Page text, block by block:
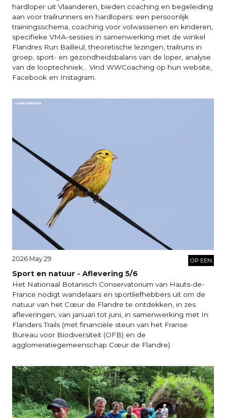
hardloper uit Vlaanderen, bieden coaching en begeleiding
aan voor trailrunners en hardlopers: een persoonlijk
trainingsschema, coaching voor volwassenen en kinderen,
specifieke VMA-sessies in samenwerking met de winkel
Flandres Run Bailleul, theoretische lezingen, trailruns in
groep, sport- en gezondheidsbalans van de loper, analyse
van de looptechniek... Vind WWCoaching op hun website,
Facebook en Instagram.
2026 May 29 OP EEN
Sport en natuur - Aflevering 5/6
Het Nationaal Botanisch Conservatorium van Hauts-de-
France nodigt wandelaars en sportliefhebbers uit om de
natuur van het Cœur de Flandre te ontdekken, in zes
afleveringen, van januari tot juni, in samenwerking met In
Flanders Trails (met financiële steun van het Franse
Bureau voor Biodiversiteit (OFB) en de
agglomeratiegemeenschap Cœur de Flandre).